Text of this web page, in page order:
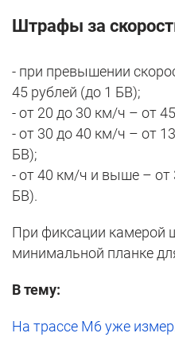
Штрафы за
- при превышении
45 рублей (до 1 БВ);
- от 20 до 30 км/ч – от
- от 30 до 40 км/ч – от
БВ);
- от 40 км/ч и выше – от
БВ).
При фиксации камерой
минимальной планке
В тему:
На трассе М6 уже